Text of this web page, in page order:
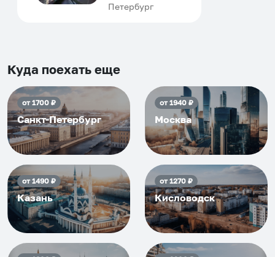
договориться, подскажет
приезжать еще...
Петербург
Куда поехать еще
от1700₽
Санкт-Петербург
от1940₽
Москва
от1490₽
Казань
от1270₽
Кисловодск